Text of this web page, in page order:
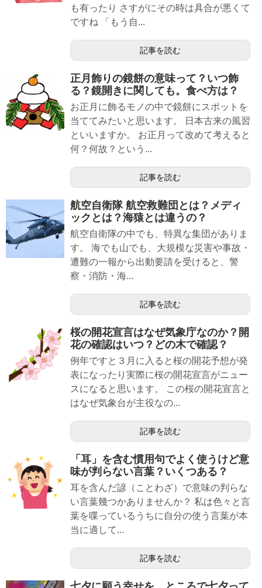
も有ったり さすがにその時は具合が悪くて
ですね 「もう自...
記事を読む
正月飾りの鏡餅の意味って？いつ飾
る？鏡開きに関しても。食べ方は？
お正月に飾るモノの中で鏡餅にスポットを
当ててみたいと思います。 日本古来の風習
といいますか。 お正月って改めて考えると
何？何故？という...
記事を読む
航空自衛隊 航空救難団とは？メディ
ックとは？海猿とは違うの？
航空自衛隊の中でも、特異な集団がありま
す。 海でも山でも、大規模な災害や事故・
遭難の一報から出動要請を受けると、警
察・消防・海...
記事を読む
桜の開花宣言はなぜ気象庁なのか？開
花の確認はいつ？どの木で確認？
例年ですと３月に入ると桜の開花予想が発
表になったり実際に桜の開花宣言がニュー
スになると思います。 この桜の開花宣言と
はなぜ気象台が主役なの...
記事を読む
「耳」を含む慣用句でよく使うけど意
味が判らない言葉？いくつある？
耳を含んだ諺（ことわざ）で意味の判らな
い言葉幾つかありませんか？ 私は色々と言
葉を喋っているうちに自分の使う言葉が本
当に適して...
記事を読む